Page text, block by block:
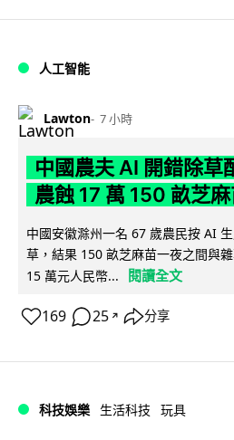
人工智能
Lawton 7 小時
中國農夫 AI 開錯除草
農蝕 17 萬 150 畝芝
中國安徽滁州一名 67 歲農民按 AI
草，結果 150 畝芝麻苗一夜之間與
15 萬元人民幣...
閱讀全文
169 25 ↗ 分享
科技娛樂 生活科技 玩具